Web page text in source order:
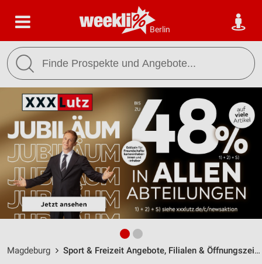
Berlin
Magdeburg Sport & Freizeit Angebote, Filialen & Öffnungszeiten